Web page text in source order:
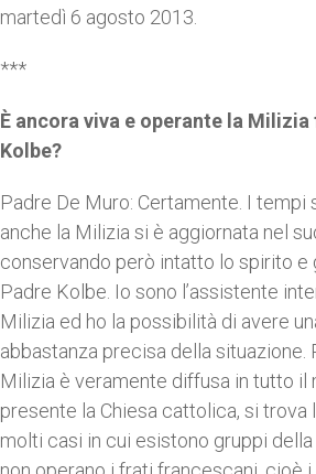
martedì 6 agosto 2013.
***
È ancora viva e operante la
Kolbe?
Padre De Muro: Certamente. I tempi
anche la Milizia si è aggiornata nel
conservando però intatto lo spirito e
Padre Kolbe. Io sono l’assistente
Milizia ed ho la possibilità di avere
abbastanza precisa della situazione.
Milizia è veramente diffusa in tutto il
presente la Chiesa cattolica, si trova
molti casi in cui esistono gruppi